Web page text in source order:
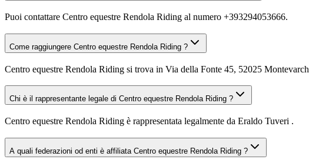
Puoi contattare Centro equestre Rendola Riding al numero +393294053666.
Come raggiungere Centro equestre Rendola Riding ?
Centro equestre Rendola Riding si trova in Via della Fonte 45, 52025
Chi è il rappresentante legale di Centro equestre Rendola Riding ?
Centro equestre Rendola Riding è rappresentata legalmente da Eraldo Tuveri .
A quali federazioni od enti è affiliata Centro equestre Rendola Riding ?